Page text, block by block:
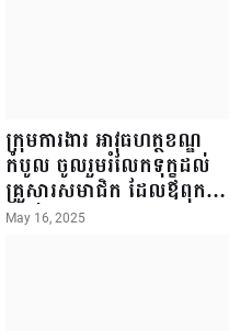
ក្រុមការងារ អាវុធហត្ថខណ្ឌ
កំបូល ចូលរួមរំលែកទុក្ខដល់
គ្រួសារសមាជិក ដែលឪពុកក្មេក
របស់លោកទទួលមរណៈភាព!
May 16, 2025